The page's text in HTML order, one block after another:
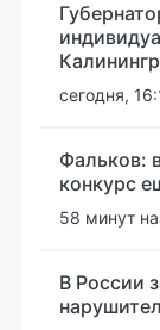
сегодня,
Фальков:
конкурс
58 минут
В России